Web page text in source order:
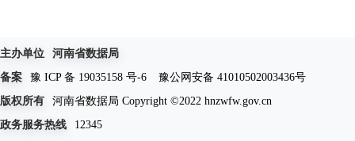
主办单位
河南省数据局
备案
豫 ICP 备 19035158 号-6
豫公网安备 41010502003436号
版权所有
河南省数据局 Copyright ©2022 hnzwfw.gov.cn
政务服务热线
12345